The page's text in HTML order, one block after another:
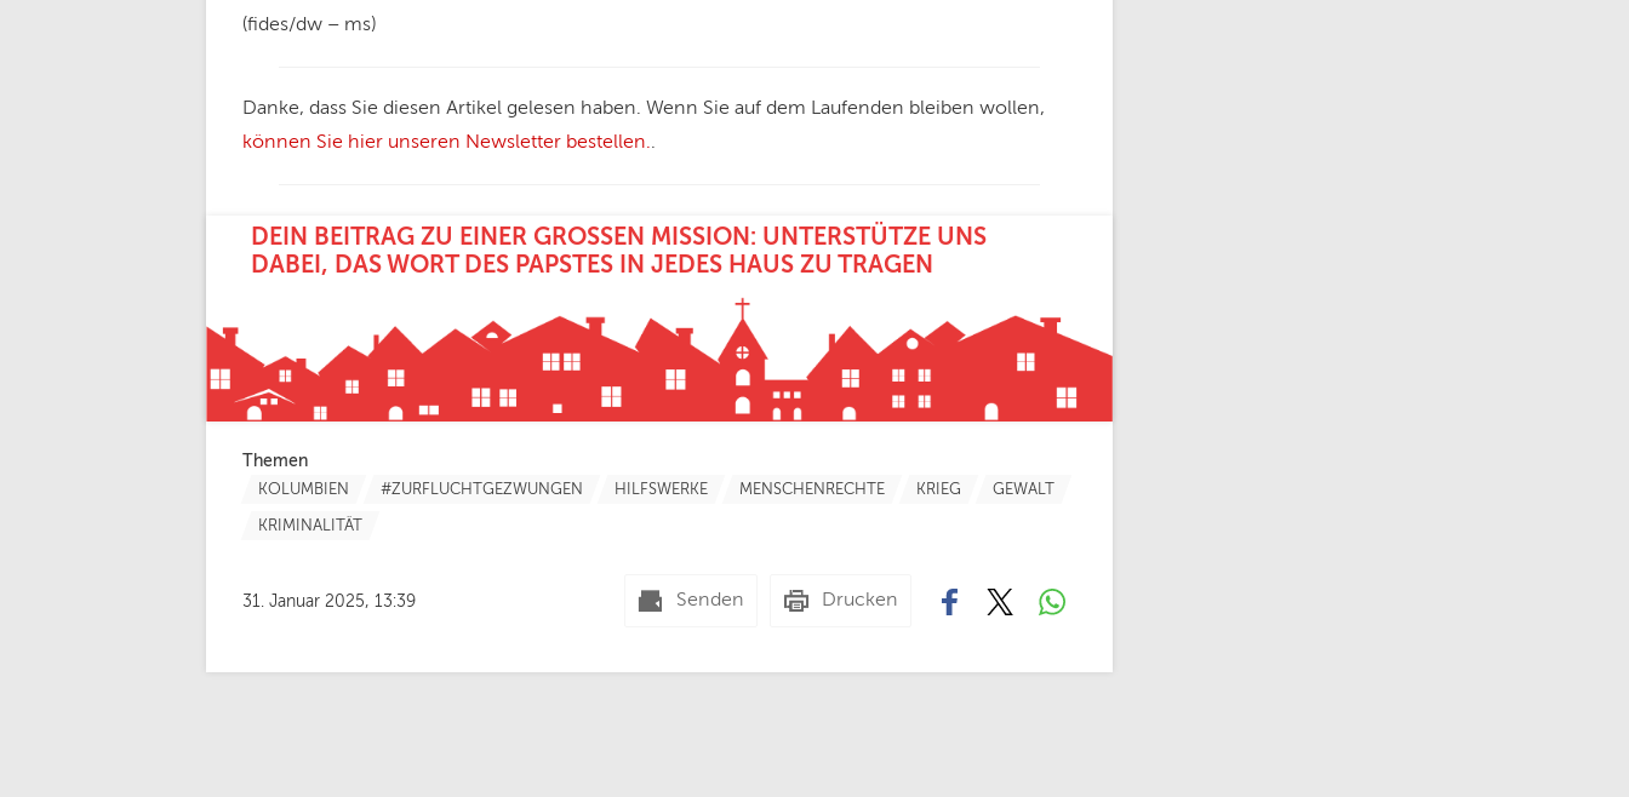
(fides/dw – ms)
Danke, dass Sie diesen Artikel gelesen haben. Wenn Sie auf dem Laufenden bleiben wollen,
können Sie hier unseren Newsletter bestellen..
DEIN BEITRAG ZU EINER GROSSEN MISSION: UNTERSTÜTZE UNS D
ABEI, DAS WORT DES PAPSTES IN JEDES HAUS ZU TRAGEN
Themen
KOLUMBIEN #ZURFLUCHTGEZWUNGEN HILFSWERKE MENSCHENRECHTE KRIEG GEWALT
KRIMINALITÄT
31. Januar 2025, 13:39 Senden Drucken